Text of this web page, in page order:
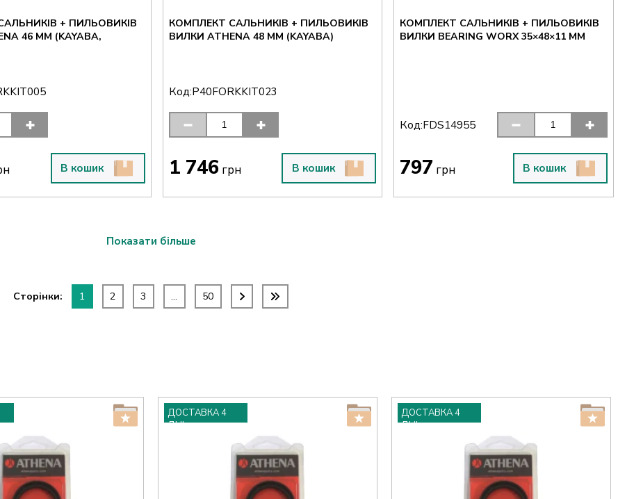
+ ПИЛЬОВИКІВ
46 ММ (KAYABA,
В кошик
КОМПЛЕКТ САЛЬНИКІВ + ПИЛЬОВИКІВ
ВИЛКИ ATHENA 48 ММ (KAYABA)
Код:P40FORKKIT023
1 746 грн В кошик
КОМПЛЕКТ САЛЬНИКІВ + ПИЛЬОВИКІВ
ВИЛКИ BEARING WORX 35×48×11 ММ
Код:FDS14955
797 грн В кошик
Показати більше
Сторінки: 1 2 3 ... 50
ДОСТАВКА 4
ДНІ
ДОСТАВКА 4
ДНІ